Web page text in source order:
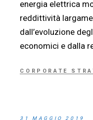
energia elettrica
reddittività
dall’evoluzione
economici e dalla
CORPORATE
31 MAGGIO 2019